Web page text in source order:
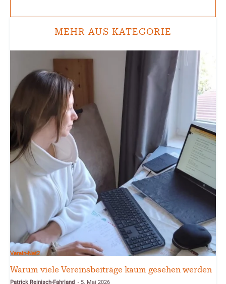
MEHR AUS KATEGORIE
Verein-Net2
Warum viele Vereinsbeiträge kaum gesehen werden
Patrick Reinisch-Fahrland - 5. Mai 2026